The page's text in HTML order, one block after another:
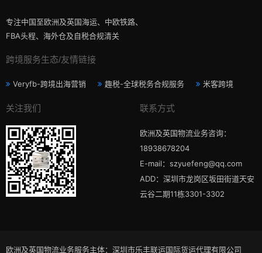
专注中国至欧洲及英国海运、中欧铁路、
FBA头程、海外仓及自税合规清关
跨境服务生态/友情链接
Veryfb-跨境出海营销 趣税-全球税务合规服务 米客跨境
关注我们 联系方式
欧洲及英国物流业务咨询：
18938678204
E-mail：szyuefeng@qq.com
ADD：深圳市龙岗区坂田街道天安
云谷二期11栋3301-3302
欧洲及英国物流业务服务主体：深圳市乐丰联运国际货运代理有限公司